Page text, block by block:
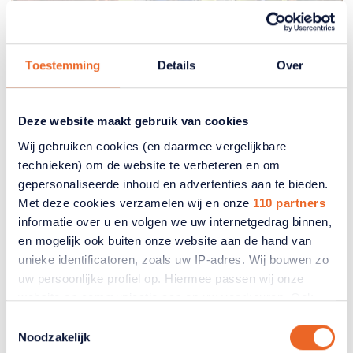
Toestemming Details Over
Deze website maakt gebruik van cookies
Wij gebruiken cookies (en daarmee vergelijkbare
technieken) om de website te verbeteren en om
gepersonaliseerde inhoud en advertenties aan te bieden.
Met deze cookies verzamelen wij en onze 110 partners
informatie over u en volgen we uw internetgedrag binnen,
en mogelijk ook buiten onze website aan de hand van
unieke identificatoren, zoals uw IP-adres. Wij bouwen zo
uw persoonlijke profiel op. Hiermee passen wij onze
website en communicatie aan op uw voorkeuren. Ook
van uw recente internetgedrag. Ook delen we mogelijk
Noodzakelijk
Ruim 40.000 handtekeningen
voor behoud 65-pluskorting in
het ov; nu ook meldpunt
De petitie van De Seniorencoalitie en 50PLUS
voor behoud van betaalbaar openbaar vervoer voor
ouderen is in korte tijd massaal ondertekend. In
een week hebben ruim 40.000 mensen hun
handtekening onder de oproep gezet. Er is ook